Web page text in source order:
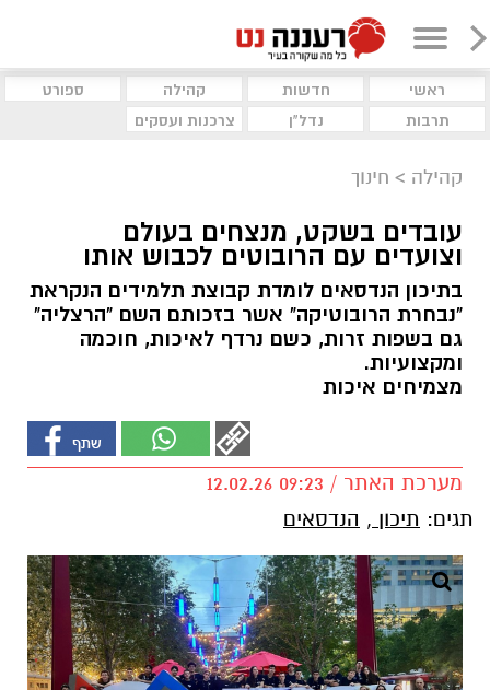
ראשי חדשות קהילה
ספורט
תרבות
נדל"ן צרכנות ועסקים
קהילה > חינוך
עובדים בשקט, מנצחים בעולם
וצועדים עם הרובוטים לכבוש אותו
בתיכון הנדסאים לומדת קבוצת תלמידים הנקראת
"נבחרת הרובוטיקה" אשר בזכותם השם "הרצליה"
גם בשפות זרות, כשם נרדף לאיכות, חוכמה
ומקצועיות.
מצמיחים איכות
מערכת האתר / 09:23 12.02.26
תגים: תיכון , הנדסאים